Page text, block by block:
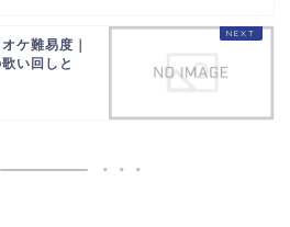
ケ難易度｜
い回しと